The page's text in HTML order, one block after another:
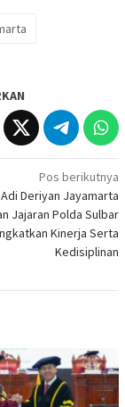
Pos berikutnya
Deriyan Jayamarta
Jajaran Polda Sulbar
Kinerja Serta
Kedisiplinan